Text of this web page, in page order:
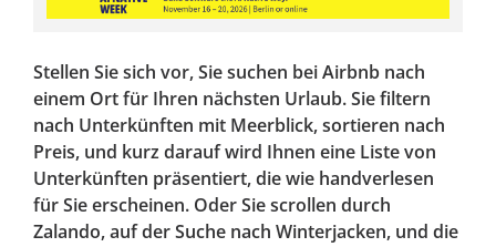
Stellen Sie sich vor, Sie suchen bei Airbnb nach
einem Ort für Ihren nächsten Urlaub. Sie filtern
nach Unterkünften mit Meerblick, sortieren nach
Preis, und kurz darauf wird Ihnen eine Liste von
Unterkünften präsentiert, die wie handverlesen
für Sie erscheinen. Oder Sie scrollen durch
Zalando, auf der Suche nach Winterjacken, und die